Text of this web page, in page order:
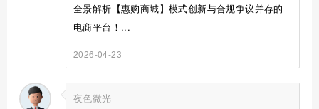
全景解析【惠购商城】模式创新与合规争议并存的
电商平台！...
2026-04-23
夜色微光